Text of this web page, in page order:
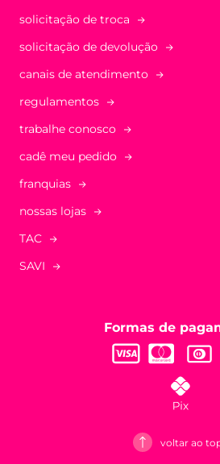
solicitação de troca
solicitação de devolução
canais de atendimento
regulamentos
trabalhe conosco
cadê meu pedido
franquias
nossas lojas
TAC
SAVI
Formas de
voltar ao